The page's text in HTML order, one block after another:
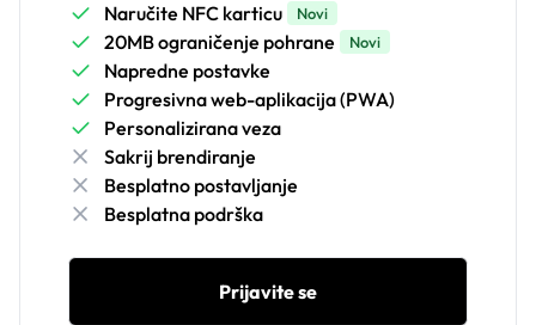
Naručite NFC karticu Novi
20MB ograničenje pohrane Novi
Napredne postavke
Progresivna web-aplikacija (PWA)
Personalizirana veza
Sakrij brendiranje
Besplatno postavljanje
Besplatna podrška
Prijavite se